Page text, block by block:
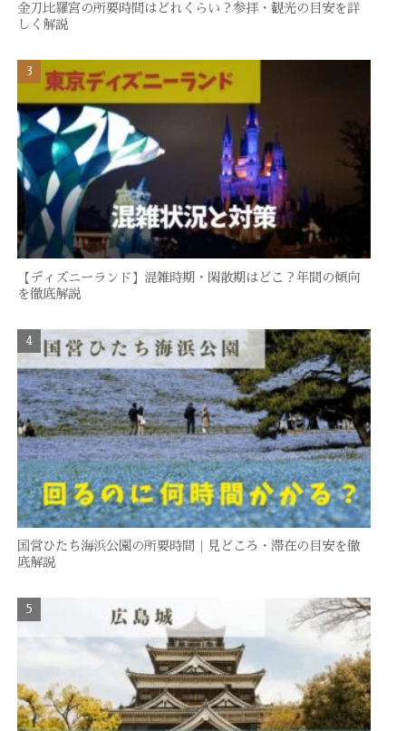
金刀比羅宮の所要時間はどれくらい？参拝・観光の目安を詳
しく解説
【ディズニーランド】混雑時期・閑散期はどこ？年間の傾向
を徹底解説
国営ひたち海浜公園の所要時間｜見どころ・滞在の目安を徹
底解説